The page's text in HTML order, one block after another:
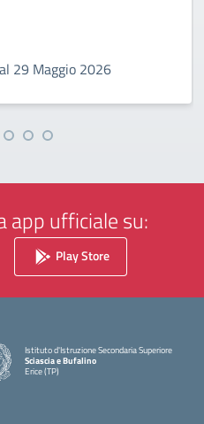
29 Maggio 2026
app ufficiale su:
Play Store
Istituto d'Istruzione Secondaria Superiore
Sciascia e Bufalino
Erice (TP)